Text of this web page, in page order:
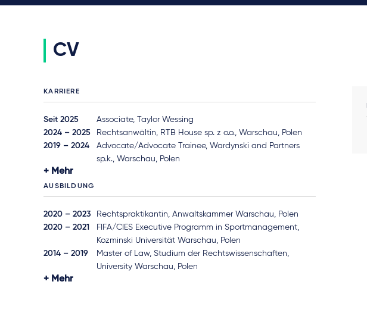
CV
KARRIERE
Seit 2025
Associate, Taylor Wessing
2024 – 2025
Rechtsanwältin, RTB House sp. z o.o., Warschau, Polen
2019 – 2024
Advocate/Advocate Trainee, Wardynski and Partners
sp.k., Warschau, Polen
Mehr
AUSBILDUNG
2020 – 2023
Rechtspraktikantin, Anwaltskammer Warschau, Polen
2020 – 2021
FIFA/CIES Executive Programm in Sportmanagement,
Kozminski Universität Warschau, Polen
2014 – 2019
Master of Law, Studium der Rechtswissenschaften,
University Warschau, Polen
Mehr